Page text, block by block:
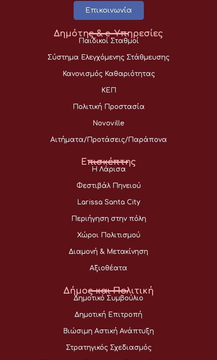
Επικοινωνία
Δημότης & e-Υπηρεσίες
Παιδικοί Σταθμοί
Σύστημα Ελεγχόμενης Στάθμευσης
Κανονισμός Καθαριότητας
ΚΕΠ
Πολιτική Προστασία
Novoville
Αιτήματα/Προτάσεις/Παράπονα
Επισκέπτης
Η Λάρισα
Φεστιβάλ Πηνειού
Larissa Santa City
Περιήγηση στην πόλη
Χώροι Πολιτισμού
Διαμονή & Μετακίνηση
Αξιοθέατα
Δήμος και Πολιτική
Δημοτικό Συμβούλιο
Δημοτική Επιτροπή
Βιώσιμη Αστική Ανάπτυξη
Στρατηγικός Σχεδιασμός